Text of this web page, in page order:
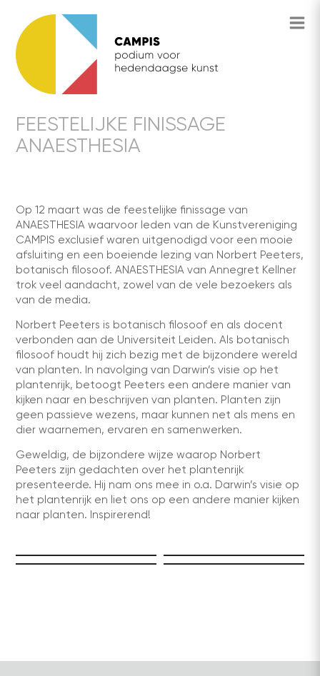
FEESTELIJKE FINISSAGE
ANAESTHESIA
Op 12 maart was de feestelijke finissage van
ANAESTHESIA waarvoor leden van de Kunstvereniging
CAMPIS exclusief waren uitgenodigd voor een mooie
afsluiting en een boeiende lezing van Norbert Peeters,
botanisch filosoof. ANAESTHESIA van Annegret Kellner
trok veel aandacht, zowel van de vele bezoekers als
van de media.
Norbert Peeters is botanisch filosoof en als docent
verbonden aan de Universiteit Leiden. Als botanisch
filosoof houdt hij zich bezig met de bijzondere wereld
van planten. In navolging van Darwin’s visie op het
plantenrijk, betoogt Peeters een andere manier van
kijken naar en beschrijven van planten. Planten zijn
geen passieve wezens, maar kunnen net als mens en
dier waarnemen, ervaren en samenwerken.
Geweldig, de bijzondere wijze waarop Norbert
Peeters zijn gedachten over het plantenrijk
presenteerde. Hij nam ons mee in o.a. Darwin’s visie op
het plantenrijk en liet ons op een andere manier kijken
naar planten. Inspirerend!